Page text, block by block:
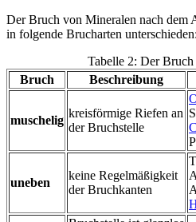
Der Bruch von Mineralen nach dem
in folgende Brucharten unterschieden:
Tabelle 2: Der
Bruch
Beschreibung
muschelig
kreisförmige Riefen an
der Bruchstelle
uneben
keine Regelmäßigkeit
der Bruchkanten